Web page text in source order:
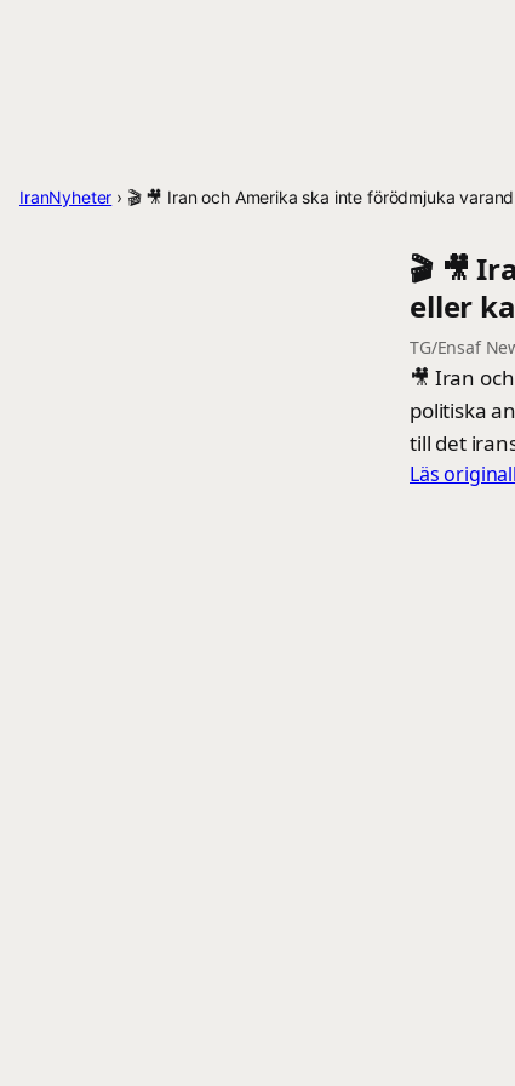
IranNyheter › 🎬 🎥 Iran och Amerika ska inte förödmjuka
🎬 🎥
eller
TG/Ensaf
🎥 Iran
politiska
till det
Läs